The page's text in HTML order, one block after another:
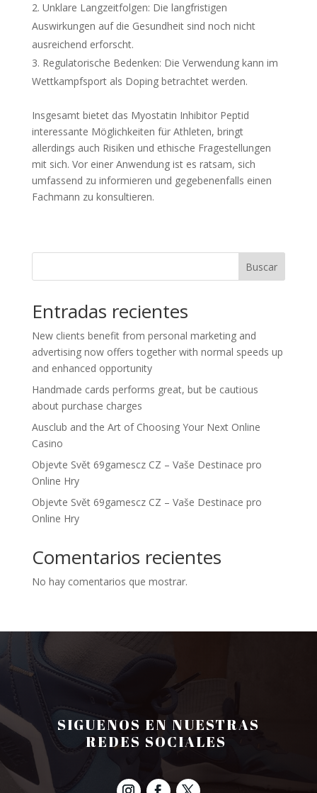
Unklare Langzeitfolgen: Die langfristigen
Auswirkungen auf die Gesundheit sind noch nicht
ausreichend erforscht.
Regulatorische Bedenken: Die Verwendung kann im
Wettkampfsport als Doping betrachtet werden.
Insgesamt bietet das Myostatin Inhibitor Peptid
interessante Möglichkeiten für Athleten, bringt
allerdings auch Risiken und ethische Fragestellungen
mit sich. Vor einer Anwendung ist es ratsam, sich
umfassend zu informieren und gegebenenfalls einen
Fachmann zu konsultieren.
Buscar
Entradas recientes
New clients benefit from personal marketing and
advertising now offers together with normal speeds up
and enhanced opportunity
Handmade cards performs great, but be cautious
about purchase charges
Ausclub and the Art of Choosing Your Next Online
Casino
Objevte Svět 69gamescz CZ – Vaše Destinace pro
Online Hry
Objevte Svět 69gamescz CZ – Vaše Destinace pro
Online Hry
Comentarios recientes
No hay comentarios que mostrar.
SIGUENOS EN NUESTRAS
REDES SOCIALES